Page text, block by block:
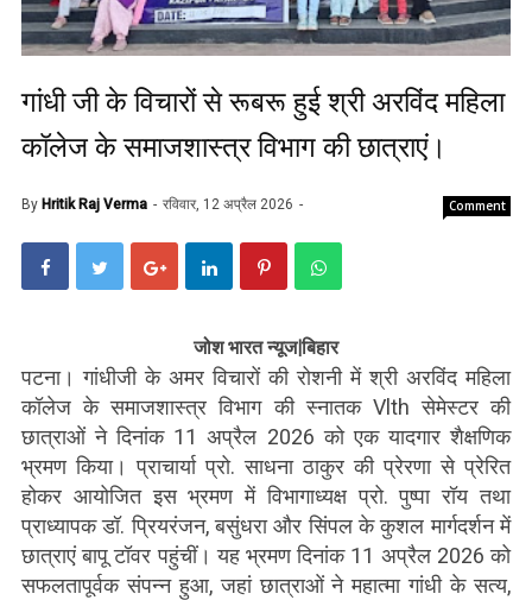
गांधी जी के विचारों से रूबरू हुई श्री अरविंद महिला
कॉलेज के समाजशास्त्र विभाग की छात्राएं।
By Hritik Raj Verma रविवार, 12 अप्रैल 2026 Comment
जोश भारत न्यूज|बिहार
पटना। गांधीजी के अमर विचारों की रोशनी में श्री अरविंद महिला
कॉलेज के समाजशास्त्र विभाग की स्नातक Vlth सेमेस्टर की
छात्राओं ने दिनांक 11 अप्रैल 2026 को एक यादगार शैक्षणिक
भ्रमण किया। प्राचार्या प्रो. साधना ठाकुर की प्रेरणा से प्रेरित
होकर आयोजित इस भ्रमण में विभागाध्यक्ष प्रो. पुष्पा रॉय तथा
प्राध्यापक डॉ. प्रियरंजन, बसुंधरा और सिंपल के कुशल मार्गदर्शन में
छात्राएं बापू टॉवर पहुंचीं। यह भ्रमण दिनांक 11 अप्रैल 2026 को
सफलतापूर्वक संपन्न हुआ, जहां छात्राओं ने महात्मा गांधी के सत्य,